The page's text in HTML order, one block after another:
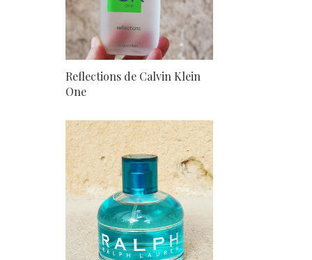
Reflections de Calvin Klein
One